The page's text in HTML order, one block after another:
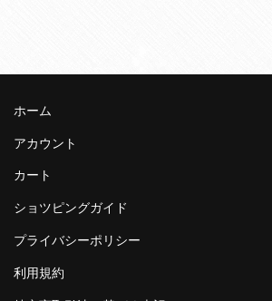
ホーム
アカウント
カート
ショツピングガイド
プライバシーポリシー
利用規約